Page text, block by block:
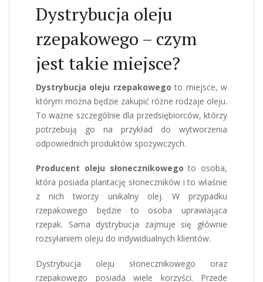
Dystrybucja oleju
rzepakowego – czym
jest takie miejsce?
Dystrybucja oleju rzepakowego to miejsce, w
którym można będzie zakupić różne rodzaje oleju.
To ważne szczególnie dla przedsiębiorców, którzy
potrzebują go na przykład do wytworzenia
odpowiednich produktów spożywczych.
Producent oleju słonecznikowego to osoba,
która posiada plantację słoneczników i to właśnie
z nich tworzy unikalny olej. W przypadku
rzepakowego będzie to osoba uprawiająca
rzepak. Sama dystrybucja zajmuje się głównie
rozsyłaniem oleju do indywidualnych klientów.
Dystrybucja oleju słonecznikowego oraz
rzepakowego posiada wiele korzyści. Przede